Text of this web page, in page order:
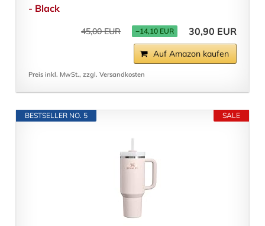
- Black
45,00 EUR −14,10 EUR 30,90 EUR
Auf Amazon kaufen
Preis inkl. MwSt., zzgl. Versandkosten
SALE
BESTSELLER NO. 5